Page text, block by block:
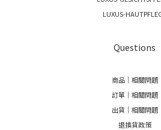
LUXUS-
Questions
商品｜相關問題
訂單｜相關問題
出貨｜相關問題
退換貨政策